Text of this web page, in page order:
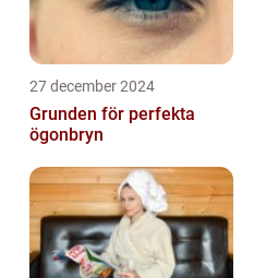
27 december 2024
Grunden för perfekta
ögonbryn